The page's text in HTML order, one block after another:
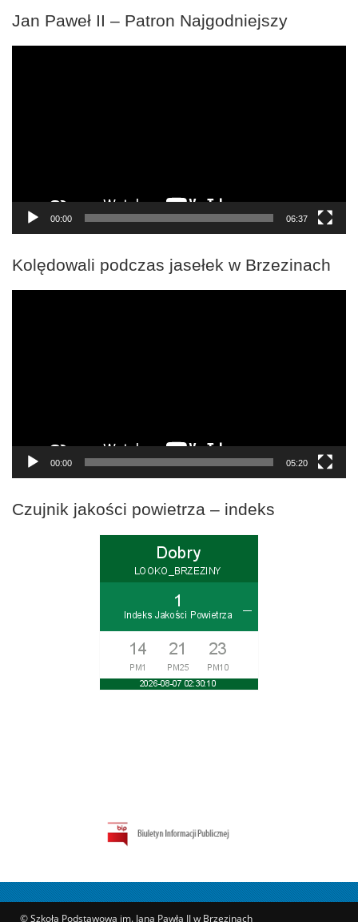
Jan Paweł II – Patron Najgodniejszy
00:00 06:37
Kolędowali podczas jasełek w Brzezinach
00:00 05:20
Czujnik jakości powietrza – indeks
© Szkoła Podstawowa im. Jana Pawła II w Brzezinach